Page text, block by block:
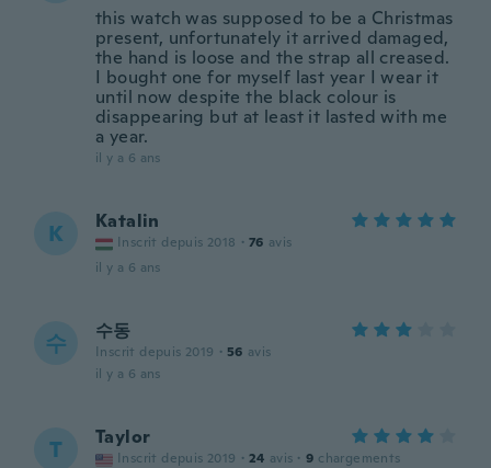
this watch was supposed to be a Christmas
present, unfortunately it arrived damaged,
the hand is loose and the strap all creased.
I bought one for myself last year I wear it
until now despite the black colour is
disappearing but at least it lasted with me
a year.
il y a 6 ans
K Katalin
Inscrit depuis 2018 · 76 avis
il y a 6 ans
수 수동
Inscrit depuis 2019 · 56 avis
il y a 6 ans
T Taylor
Inscrit depuis 2019 · 24 avis · 9 chargements